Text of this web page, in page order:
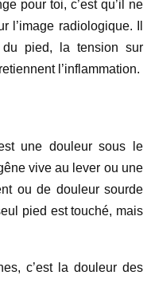
pour toi, c’est qu’il ne
l’image radiologique. Il
pied, la tension sur
l’inflammation.
une douleur sous le
vive au lever ou une
ou de douleur sourde
pied est touché, mais
c’est la douleur des